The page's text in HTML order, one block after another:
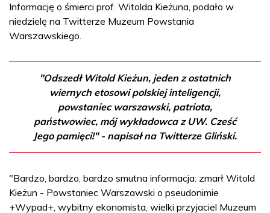
Informację o śmierci prof. Witolda Kieżuna, podało w
niedzielę na Twitterze Muzeum Powstania
Warszawskiego.
"Odszedł Witold Kieżun, jeden z ostatnich
wiernych etosowi polskiej inteligencji,
powstaniec warszawski, patriota,
państwowiec, mój wykładowca z UW. Cześć
Jego pamięci!" - napisał na Twitterze Gliński.
"Bardzo, bardzo, bardzo smutna informacja: zmarł Witold
Kieżun - Powstaniec Warszawski o pseudonimie
+Wypad+, wybitny ekonomista, wielki przyjaciel Muzeum